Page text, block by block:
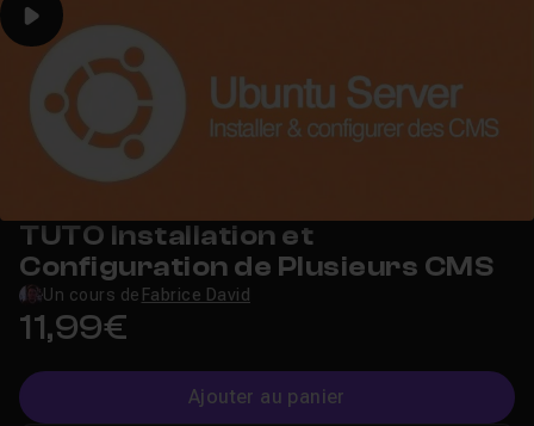
Play
TUTO Installation et
Configuration de Plusieurs CMS
Un cours de Fabrice David
11,99€
Ajouter au panier